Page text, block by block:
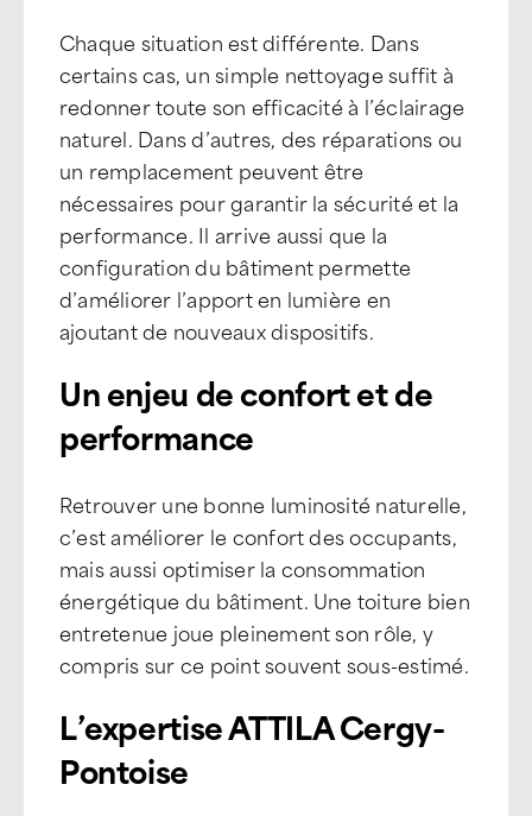
Chaque situation est différente. Dans
certains cas, un simple nettoyage suffit à
redonner toute son efficacité à l’éclairage
naturel. Dans d’autres, des réparations ou
un remplacement peuvent être
nécessaires pour garantir la sécurité et la
performance. Il arrive aussi que la
configuration du bâtiment permette
d’améliorer l’apport en lumière en
ajoutant de nouveaux dispositifs.
Un enjeu de confort et de
performance
Retrouver une bonne luminosité naturelle,
c’est améliorer le confort des occupants,
mais aussi optimiser la consommation
énergétique du bâtiment. Une toiture bien
entretenue joue pleinement son rôle, y
compris sur ce point souvent sous-estimé.
L’expertise ATTILA Cergy-
Pontoise